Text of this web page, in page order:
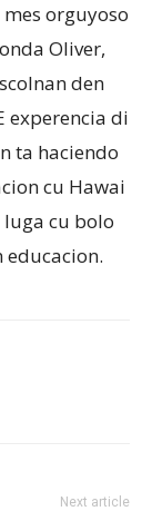
orguyoso
Oliver,
den
experencia di
ta haciendo
cu Hawai
cu bolo
Next article